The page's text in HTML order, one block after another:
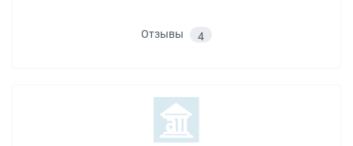
Отзывы 4